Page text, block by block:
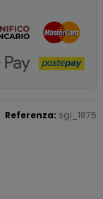
Referenza: sgi_1875